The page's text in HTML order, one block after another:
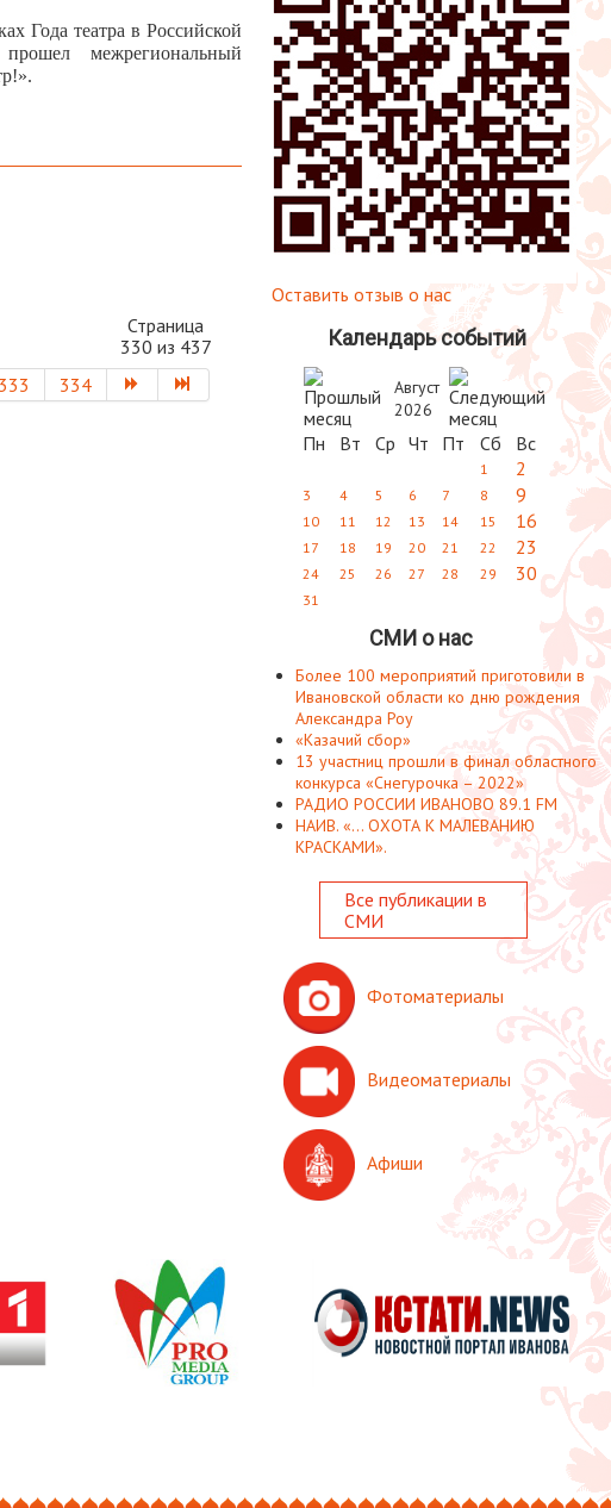
Года театра в Российской
межрегиональный
Страница
330 из 437
333 334
Оставить отзыв о нас
Календарь событий
Август
2026
Пн Вт Ср Чт Пт Сб Вс
1 2
3 4 5 6 7 8 9
10 11 12 13 14 15 16
17 18 19 20 21 22 23
24 25 26 27 28 29 30
31
СМИ о нас
Более 100 мероприятий приготовили в
Ивановской области ко дню рождения
Александра Роу
«Казачий сбор»
13 участниц прошли в финал областного
конкурса «Снегурочка – 2022»
РАДИО РОССИИ ИВАНОВО 89.1 FM
НАИВ. «... ОХОТА К МАЛЕВАНИЮ
КРАСКАМИ».
Все публикации в
СМИ
Фотоматериалы
Видеоматериалы
Афиши